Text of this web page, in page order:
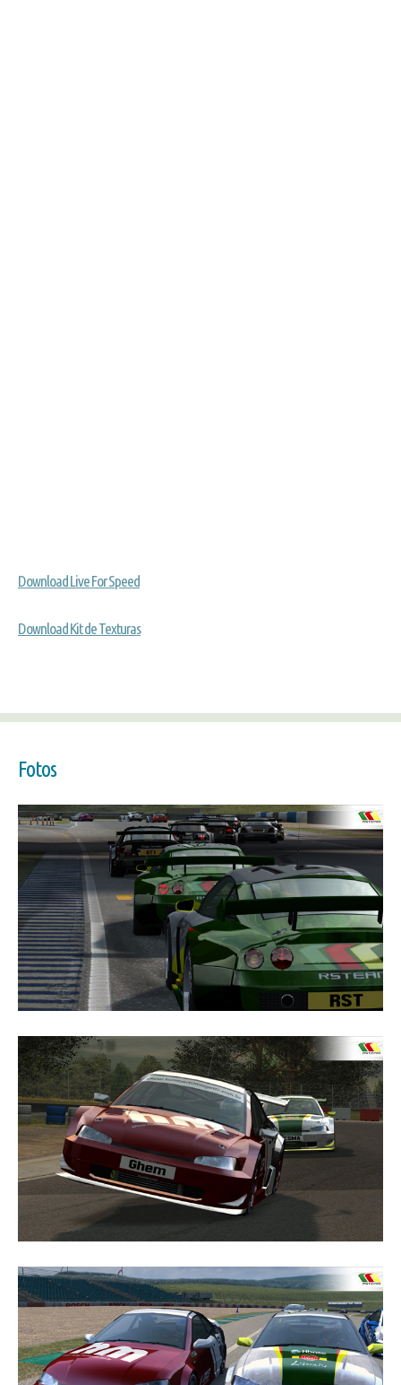
Download Live For Speed
Download Kit de Texturas
Fotos